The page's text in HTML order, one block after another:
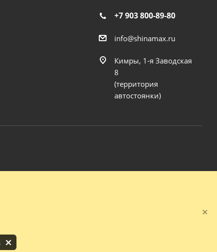
+7 903 800-89-80
info@shinamax.ru
Кимры, 1-я Заводская
8
(территория
автостоянки)